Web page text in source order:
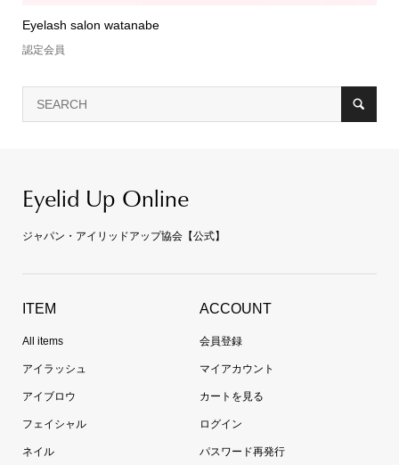
Eyelash salon watanabe
認定会員
Eyelid Up Online
ジャパン・アイリッドアップ協会【公式】
ITEM
All items
アイラッシュ
アイブロウ
フェイシャル
ネイル
ACCOUNT
会員登録
マイアカウント
カートを見る
ログイン
パスワード再発行